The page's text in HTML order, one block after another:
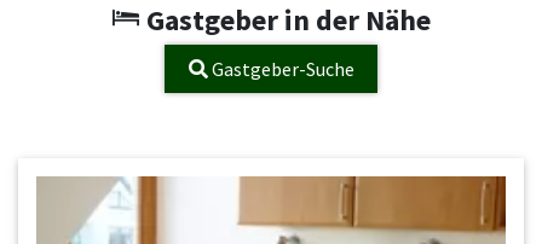
Gastgeber in der Nähe
Gastgeber-Suche